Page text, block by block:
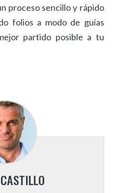
proceso sencillo y rápido
folios a modo de guías
partido posible a tu